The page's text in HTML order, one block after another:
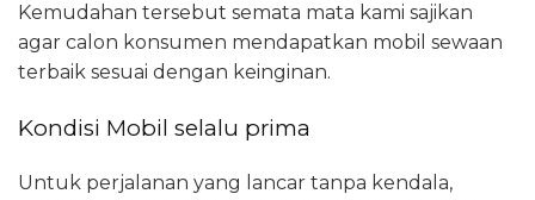
Kemudahan tersebut semata mata kami sajikan
agar calon konsumen mendapatkan mobil sewaan
terbaik sesuai dengan keinginan.
Kondisi Mobil selalu prima
Untuk perjalanan yang lancar tanpa kendala,